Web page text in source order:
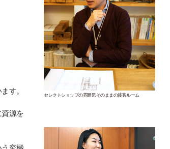
セレクトショップの雰囲気そのままの接客ルーム
す。
源を